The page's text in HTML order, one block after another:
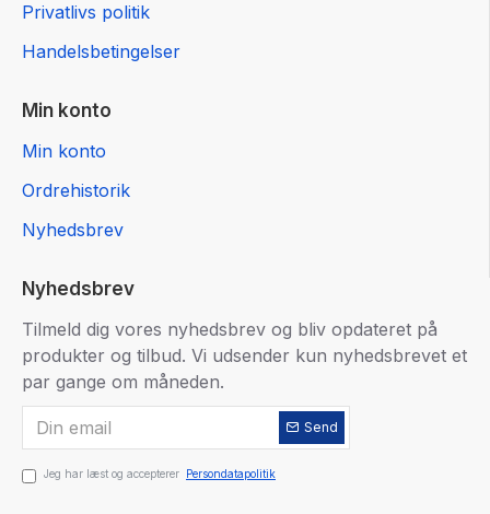
Privatlivs politik
Handelsbetingelser
Min konto
Min konto
Ordrehistorik
Nyhedsbrev
Nyhedsbrev
Tilmeld dig vores nyhedsbrev og bliv opdateret på
produkter og tilbud. Vi udsender kun nyhedsbrevet et
par gange om måneden.
Send
Jeg har læst og accepterer Persondatapolitik